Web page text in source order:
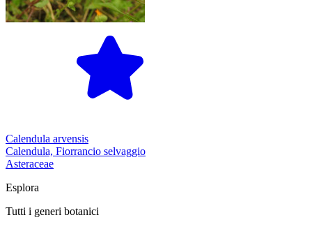
Calendula arvensis
Calendula, Fiorrancio selvaggio
Asteraceae
Esplora
Tutti i generi botanici